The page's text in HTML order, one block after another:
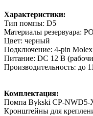
Характеристики:
Тип помпы: D5
Материалы резервуара:
Цвет: черный
Подключение: 4-pin
Питание: DC 12 В
Производительность: до
Комплектация:
Помпа Bykski CP-NWD5-
Кронштейны для